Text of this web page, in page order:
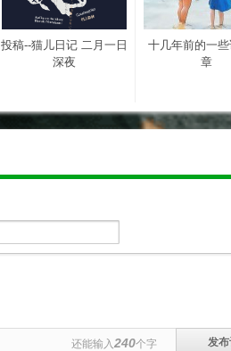
投稿--猫儿日记 二月一日
深夜
十几年前的一
章
还能输入 240个字